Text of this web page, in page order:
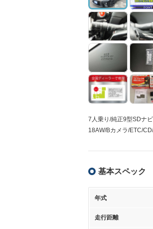
7人乗り/純正9型SDナ
18AW/Bカメラ/ETC/
基本スペック
年式
走行距離